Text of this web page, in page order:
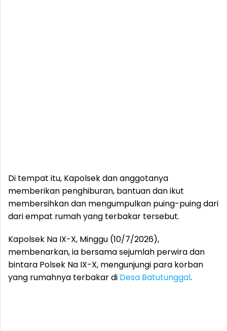
Di tempat itu, Kapolsek dan anggotanya
memberikan penghiburan, bantuan dan ikut
membersihkan dan mengumpulkan puing-puing dari
dari empat rumah yang terbakar tersebut.
Kapolsek Na IX-X, Minggu (10/7/2026),
membenarkan, ia bersama sejumlah perwira dan
bintara Polsek Na IX-X, mengunjungi para korban
yang rumahnya terbakar di Desa Batutunggal.